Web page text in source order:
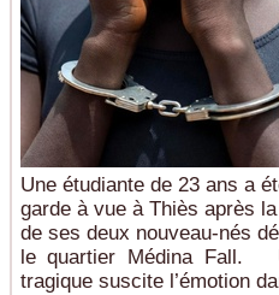
Une étudiante de 23 ans a
garde à vue à Thiès après
de ses deux nouveau-nés
le quartier Médina Fall.
tragique suscite l’émotion